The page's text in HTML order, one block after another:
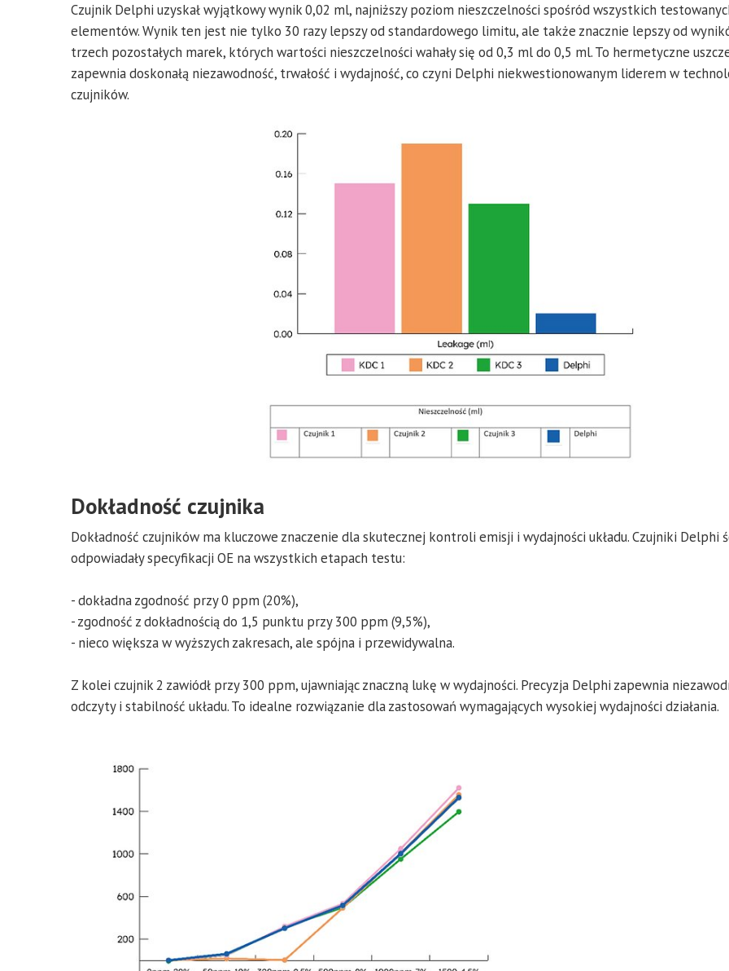
Czujnik Delphi uzyskał wyjątkowy wynik 0,02 ml, najniższy poziom nieszczelności spośród wszystkich
elementów. Wynik ten jest nie tylko 30 razy lepszy od standardowego limitu, ale także znacznie lepszy od
trzech pozostałych marek, których wartości nieszczelności wahały się od 0,3 ml do 0,5 ml. To hermetyczne
zapewnia doskonałą niezawodność, trwałość i wydajność, co czyni Delphi niekwestionowanym liderem w
czujników.
Dokładność czujnika
Dokładność czujników ma kluczowe znaczenie dla skutecznej kontroli emisji i wydajności układu. Czujniki Delphi
odpowiadały specyfikacji OE na wszystkich etapach testu:
- dokładna zgodność przy 0 ppm (20%),
- zgodność z dokładnością do 1,5 punktu przy 300 ppm (9,5%),
- nieco większa w wyższych zakresach, ale spójna i przewidywalna.
Z kolei czujnik 2 zawiódł przy 300 ppm, ujawniając znaczną lukę w wydajności. Precyzja Delphi zapewnia
odczyty i stabilność układu. To idealne rozwiązanie dla zastosowań wymagających wysokiej wydajności działania.